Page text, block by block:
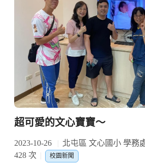
超可愛的文心寶寶～
2023-10-26 北屯區 文心國小 學務
428 次
校園新聞